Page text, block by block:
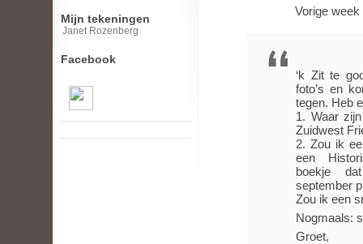
Mijn tekeningen
Janet Rozenberg
Facebook
Vorige
‘k Zit te
foto’s en
tegen. Heb
1. Waar
Zuidwest
2. Zou ik
een
boekje
september
Zou ik een
Nogmaals:
Groet,